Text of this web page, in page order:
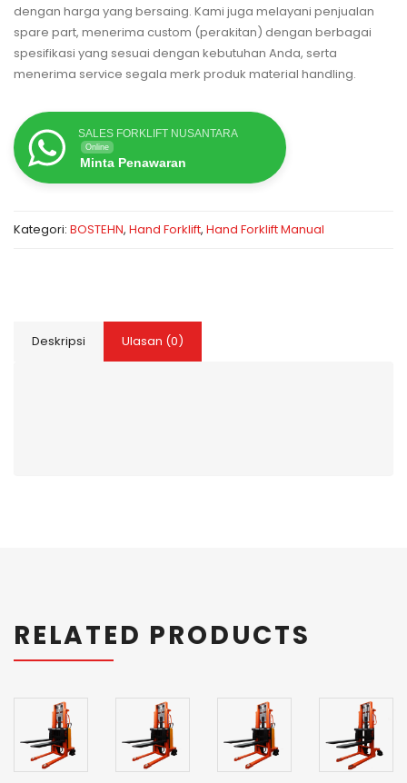
dengan harga yang bersaing. Kami juga melayani penjualan
spare part, menerima custom (perakitan) dengan berbagai
spesifikasi yang sesuai dengan kebutuhan Anda, serta
menerima service segala merk produk material handling.
SALES FORKLIFT NUSANTARA
Online
Minta Penawaran
Kategori: BOSTEHN, Hand Forklift, Hand Forklift Manual
Deskripsi Ulasan (0)
RELATED PRODUCTS